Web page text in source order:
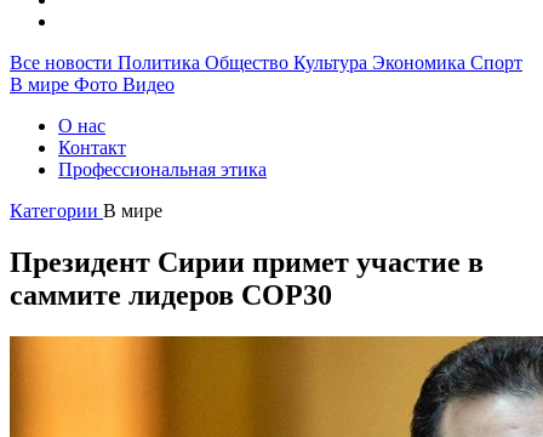
Все новости Политика Общество Культура Экономика Спорт
В мире Фото Видео
О нас
Контакт
Профессиональная этика
Категории В мире
Президент Сирии примет участие в
саммите лидеров COP30